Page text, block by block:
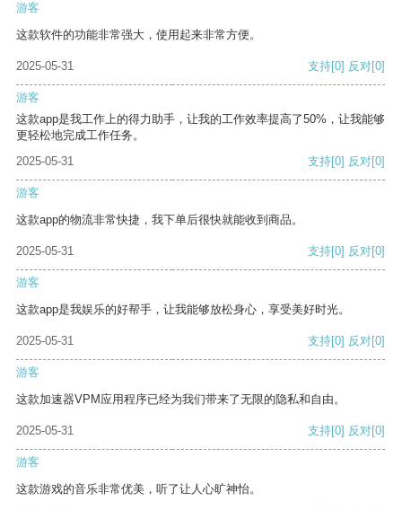
游客
这款软件的功能非常强大，使用起来非常方便。
2025-05-31 支持[0] 反对[0]
游客
这款app是我工作上的得力助手，让我的工作效率提高了50%，让我能够
更轻松地完成工作任务。
2025-05-31
支持[0] 反对[0]
游客
这款app的物流非常快捷，我下单后很快就能收到商品。
2025-05-31 支持[0] 反对[0]
游客
这款app是我娱乐的好帮手，让我能够放松身心，享受美好时光。
2025-05-31 支持[0] 反对[0]
游客
这款加速器VPM应用程序已经为我们带来了无限的隐私和自由。
2025-05-31 支持[0] 反对[0]
游客
这款游戏的音乐非常优美，听了让人心旷神怡。